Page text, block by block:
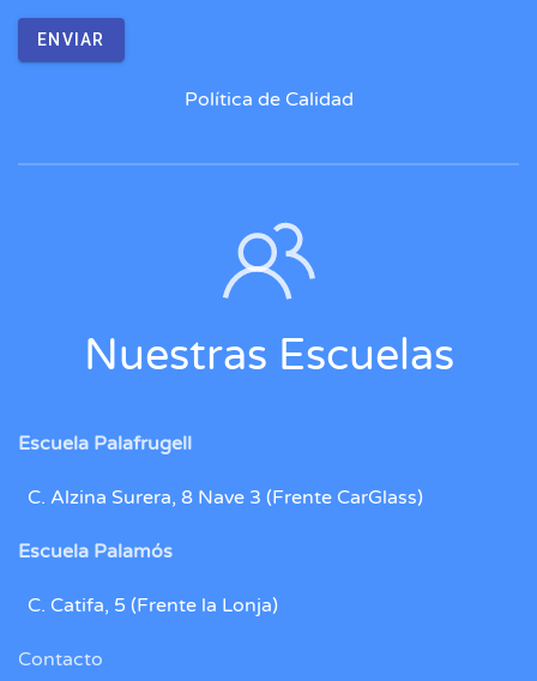
ENVIAR
Política de Calidad
Nuestras Escuelas
Escuela Palafrugell
C. Alzina Surera, 8 Nave 3 (Frente CarGlass)
Escuela Palamós
C. Catifa, 5 (Frente la Lonja)
Contacto